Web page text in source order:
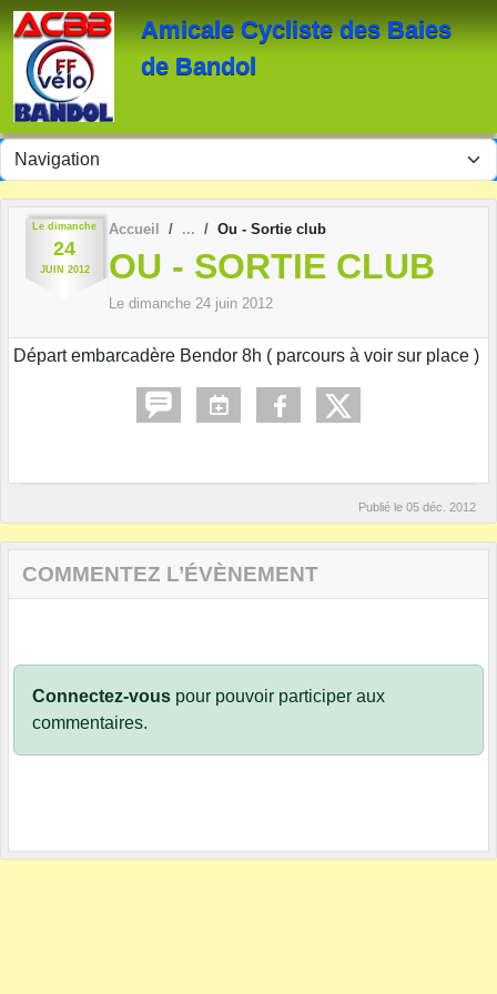
Amicale Cycliste des Baies
de Bandol
Le dimanche
24
JUIN 2012
Accueil Ou - Sortie club
OU - SORTIE CLUB
Le dimanche 24 juin 2012
Départ embarcadère Bendor 8h ( parcours à voir sur place )
Publié le 05 déc. 2012
COMMENTEZ L’ÉVÈNEMENT
Connectez-vous pour pouvoir participer aux
commentaires.
Panneau de gestion des cookies